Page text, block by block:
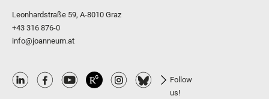
Leonhardstraße 59, A-8010 Graz
+43 316 876-0
info@joanneum.at
Follow
us!